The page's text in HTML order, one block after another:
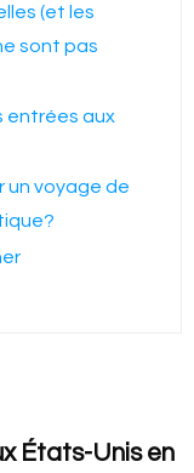
(et les
sont pas
entrées aux
un voyage de
États-Unis en